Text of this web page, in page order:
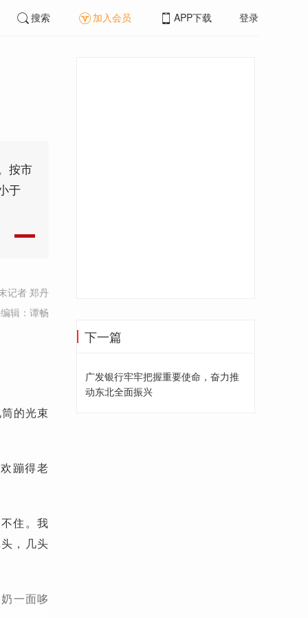
搜索 加入会员 APP下载 登录
按市
于
记者 郑丹
辑：谭畅
的光束
蹦得老
住。我
，几头
一面哆
下一篇
广发银行牢牢把握重要使命，奋力推
动东北全面振兴